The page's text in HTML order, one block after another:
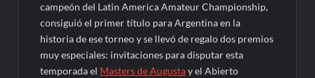
campeón del Latin America Amateur Championship,
consiguió el primer título para Argentina en la
historia de ese torneo y se llevó de regalo dos premios
muy especiales: invitaciones para disputar esta
temporada el Masters de Augustay el Abierto